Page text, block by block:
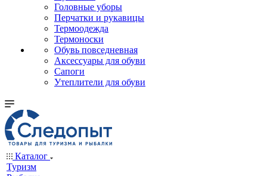
Головные уборы
Перчатки и рукавицы
Термоодежда
Термоноски
Обувь повседневная
Аксессуары для обуви
Сапоги
Утеплители для обуви
Каталог
Туризм